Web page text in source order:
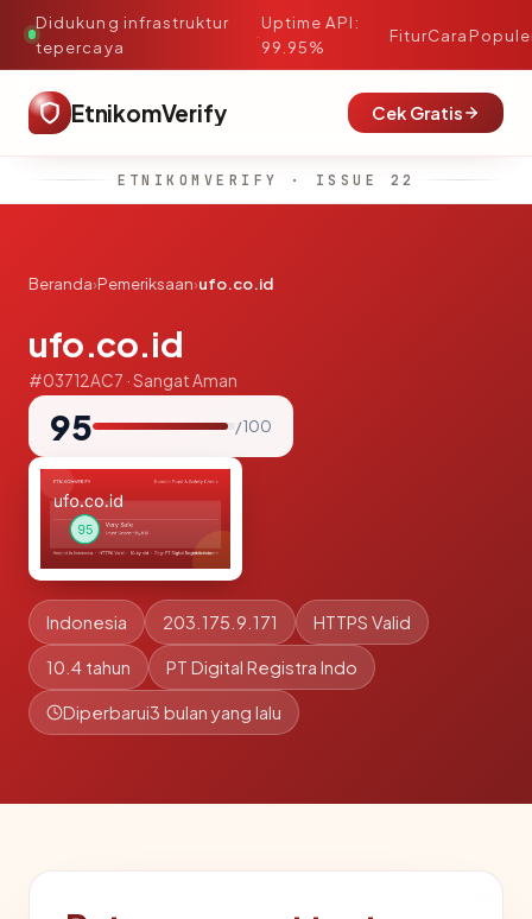
Didukung infrastruktur
tepercaya
·
Uptime API:
99.95%
FiturCara
EtnikomVerify Cek Gratis
ETNIKOMVERIFY · ISSUE 22
Beranda›Pemeriksaan›ufo.co.id
ufo.co.id
#03712AC7 · Sangat Aman
95 / 100
Indonesia 203.175.9.171 HTTPS Valid
10.4 tahun PT Digital Registra Indo
Diperbarui3 bulan yang lalu